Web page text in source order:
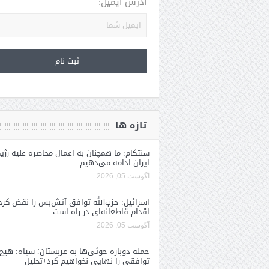
تازه ها
سنتکام: ما همچنان به اعمال محاصره علیه
ایران ادامه می‌دهیم
آگوست 05, 2026
اسرائیل: حزب‌الله توافق آتش‌بس را نقض
اقدام قاطعانه‌ای در راه است
آگوست 05, 2026
حمله دوباره حوثی‌ها به عربستان؛ سپاه: هیچ
توافقی را نهایی نخواهیم کرد+تحلیل